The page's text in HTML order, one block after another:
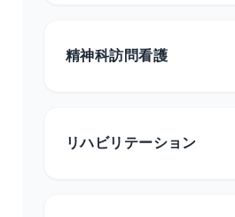
精神科訪問看護
リハビリテーション